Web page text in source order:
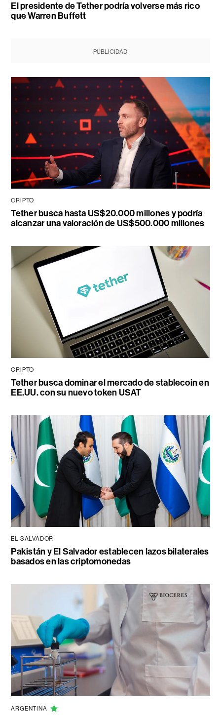
El presidente de Tether podría volverse más rico
que Warren Buffett
PUBLICIDAD
CRIPTO
Tether busca hasta US$20.000 millones y podría
alcanzar una valoración de US$500.000 millones
CRIPTO
Tether busca dominar el mercado de stablecoin en
EE.UU. con su nuevo token USAT
EL SALVADOR
Pakistán y El Salvador establecen lazos bilaterales
basados en las criptomonedas
ARGENTINA